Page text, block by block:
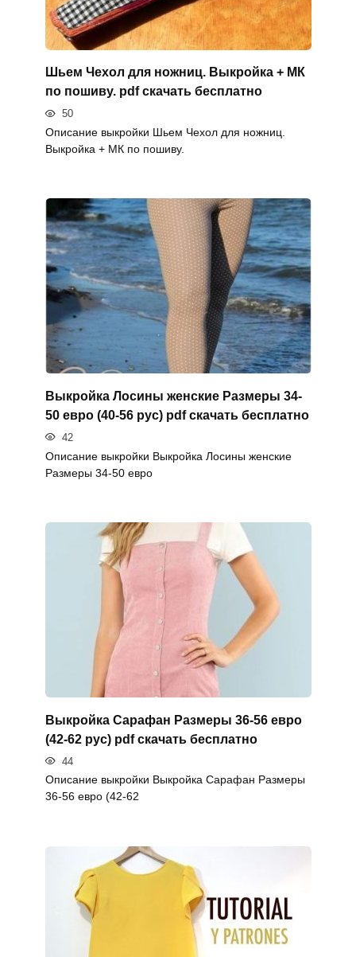
Шьем Чехол для ножниц. Выкройка + МК
по пошиву. pdf скачать бесплатно
50
Описание выкройки Шьем Чехол для ножниц.
Выкройка + МК по пошиву.
Выкройка Лосины женские Размеры 34-
50 евро (40-56 рус) pdf скачать бесплатно
42
Описание выкройки Выкройка Лосины женские
Размеры 34-50 евро
Выкройка Сарафан Размеры 36-56 евро
(42-62 рус) pdf скачать бесплатно
44
Описание выкройки Выкройка Сарафан Размеры
36-56 евро (42-62